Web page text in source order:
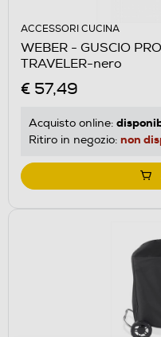
ACCESSORI CUCINA
WEBER - GUSCIO
TRAVELER-nero
€ 57,49
Acquisto online:
Ritiro in negozio: non